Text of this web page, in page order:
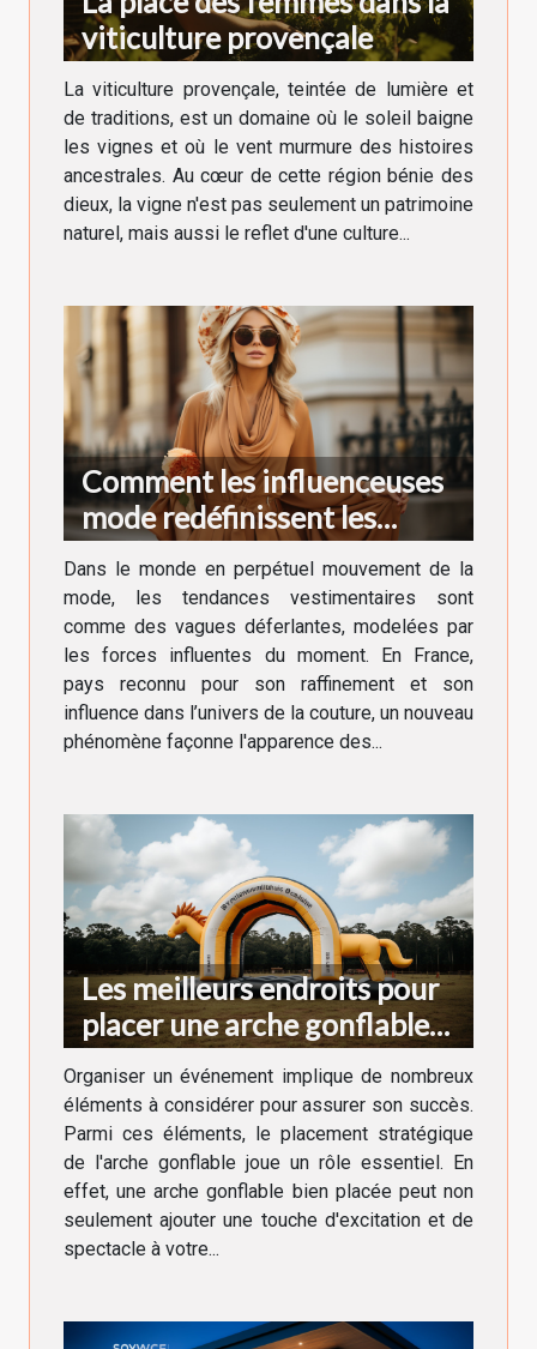
viticulture provençale
La viticulture provençale, teintée de lumière et
de traditions, est un domaine où le soleil baigne
les vignes et où le vent murmure des histoires
ancestrales. Au cœur de cette région bénie des
dieux, la vigne n'est pas seulement un patrimoine
naturel, mais aussi le reflet d'une culture...
Comment les influenceuses
mode redéfinissent les
tendances vestimentaires en
France
Dans le monde en perpétuel mouvement de la
mode, les tendances vestimentaires sont
comme des vagues déferlantes, modelées par
les forces influentes du moment. En France,
pays reconnu pour son raffinement et son
influence dans l’univers de la couture, un nouveau
phénomène façonne l'apparence des...
Les meilleurs endroits pour
placer une arche gonflable
lors d'un événement
Organiser un événement implique de nombreux
éléments à considérer pour assurer son succès.
Parmi ces éléments, le placement stratégique
de l'arche gonflable joue un rôle essentiel. En
effet, une arche gonflable bien placée peut non
seulement ajouter une touche d'excitation et de
spectacle à votre...